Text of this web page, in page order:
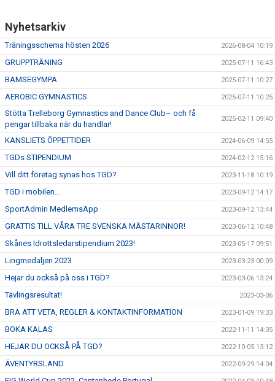
Nyhetsarkiv
Träningsschema hösten 2026 2026-08-04 10:19
GRUPPTRÄNING 2025-07-11 16:43
BAMSEGYMPA 2025-07-11 10:27
AEROBIC GYMNASTICS 2025-07-11 10:25
Stötta Trelleborg Gymnastics and Dance Club– och få
pengar tillbaka när du handlar!
2025-02-11 09:40
KANSLIETS ÖPPETTIDER 2024-06-09 14:55
TGDs STIPENDIUM 2024-02-12 15:16
Vill ditt företag synas hos TGD? 2023-11-18 10:19
TGD i mobilen... 2023-09-12 14:17
SportAdmin MedlemsApp 2023-09-12 13:44
GRATTIS TILL VÅRA TRE SVENSKA MÄSTARINNOR! 2023-06-12 10:48
Skånes Idrottsledarstipendium 2023! 2023-05-17 09:51
Lingmedaljen 2023 2023-03-23 00:09
Hejar du också på oss i TGD? 2023-03-06 13:24
Tävlingsresultat! 2023-03-06
BRA ATT VETA, REGLER & KONTAKTINFORMATION 2023-01-09 19:33
BOKA KALAS 2022-11-11 14:35
HEJAR DU OCKSÅ PÅ TGD? 2022-10-05 13:12
ÄVENTYRSLAND 2022-09-29 14:04